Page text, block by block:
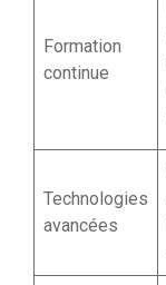
Formation
continue
Technologies
avancées